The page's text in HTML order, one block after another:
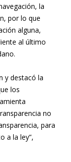
la
por lo que
alguna,
al último
y destacó la
los
no
para
a la ley”,